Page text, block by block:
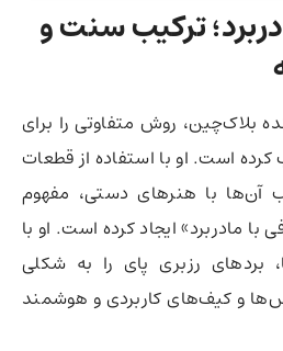
ترکیب سنت و
بلاک‌چین، روش متفاوتی را برای
است. او با استفاده از قطعات
آن‌ها با هنرهای دستی، مفهوم
مادربرد» ایجاد کرده است. او با
بردهای رزبری پای را به شکلی
و کیف‌های کاربردی و هوشمند